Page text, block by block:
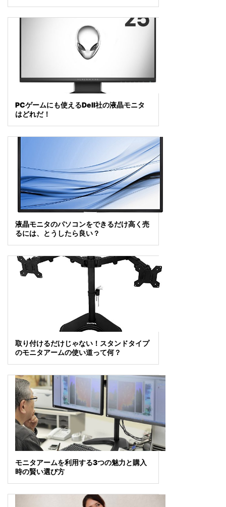
PCゲームにも使えるDell社の液晶モニタ
はどれだ！
液晶モニタのパソコンをできるだけ高く売
るには、とうしたら良い？
取り付けるだけじゃない！スタンドタイプ
のモニタアームの使い道って何？
モニタアームを利用する3つの魅力と購入
時の賢い選び方